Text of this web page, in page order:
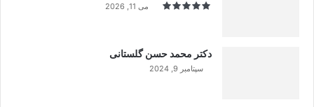
می 11, 2026
دکتر محمد حسن گلستانی
سپتامبر 9, 2024